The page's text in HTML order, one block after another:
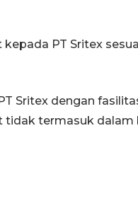
PT Sritex
Sritex dengan
tidak termasuk dalam